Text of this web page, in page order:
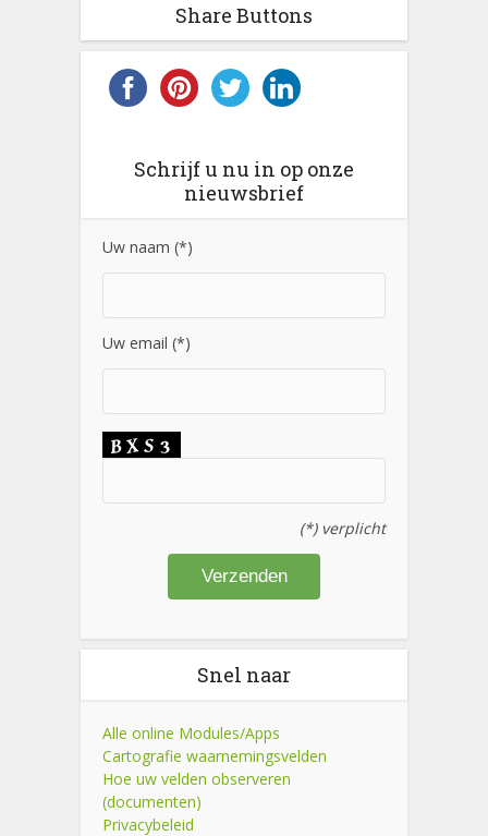
Share Buttons
Schrijf u nu in op onze
nieuwsbrief
Uw naam (*)
Uw email (*)
(*) verplicht
Snel naar
Alle online Modules/Apps
Cartografie waarnemingsvelden
Hoe uw velden observeren
(documenten)
Privacybeleid